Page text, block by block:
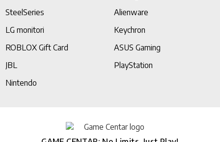
SteelSeries
Alienware
LG monitori
Keychron
ROBLOX Gift Card
ASUS Gaming
JBL
PlayStation
Nintendo